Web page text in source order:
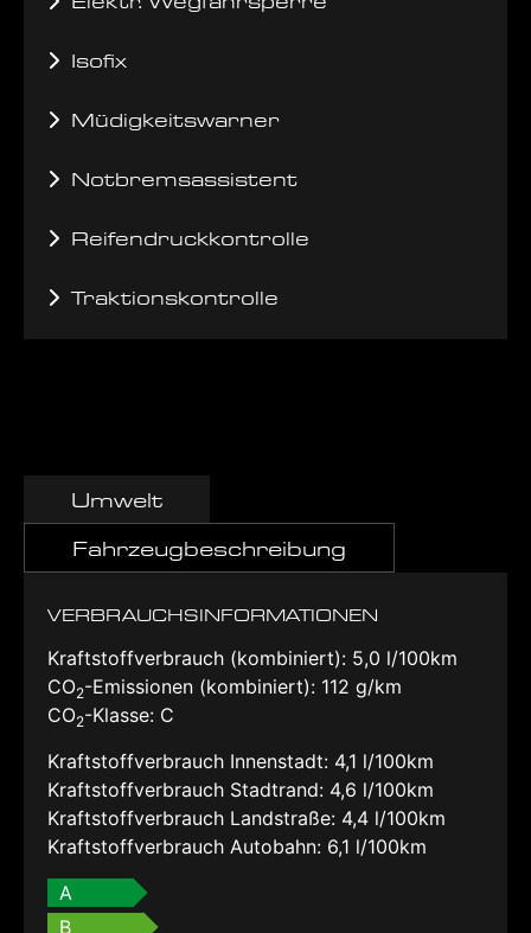
Isofix
Müdigkeitswarner
Notbremsassistent
Reifendruckkontrolle
Traktionskontrolle
Umwelt
Fahrzeugbeschreibung
VERBRAUCHSINFORMATIONEN
Kraftstoffverbrauch (kombiniert): 5,0 l/100km
CO2-Emissionen (kombiniert): 112 g/km
CO2-Klasse: C
Kraftstoffverbrauch Innenstadt: 4,1 l/100km
Kraftstoffverbrauch Stadtrand: 4,6 l/100km
Kraftstoffverbrauch Landstraße: 4,4 l/100km
Kraftstoffverbrauch Autobahn: 6,1 l/100km
A
B